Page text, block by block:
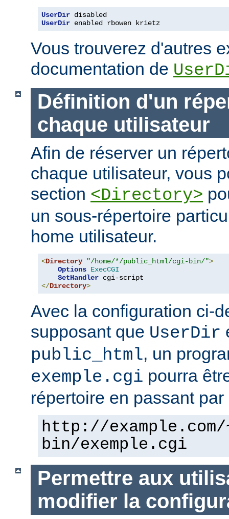
UserDir disabled
UserDir enabled rbowen krietz
Vous trouverez d'autres
documentation de
Définition d'un
chaque utilisateur
Afin de réserver un
chaque utilisateur, vous
section <Directory>
un sous-répertoire
home utilisateur.
<Directory "/home/*/public_html/cgi-bin/">
Options ExecCGI
SetHandler
</Directory>
Avec la configuration ci-
supposant que UserDir
public_html, un
exemple.cgi pourra
répertoire en passant par
http://
bin/exemple.cgi
Permettre aux
modifier la